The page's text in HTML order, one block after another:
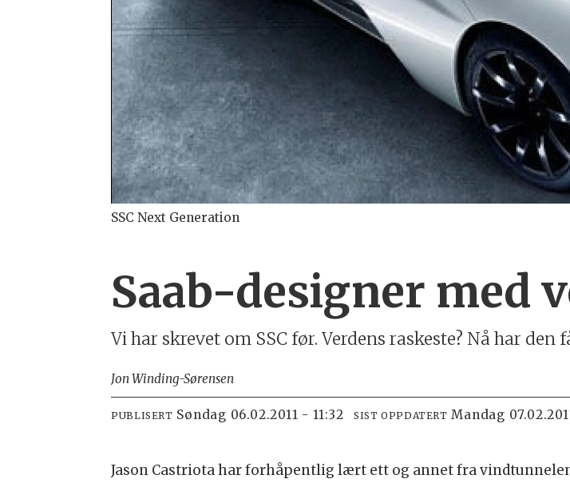
SSC Next Generation
Saab-designer med
Vi har skrevet om SSC før. Verdens raskeste? Nå har
Jon Winding-Sørensen
PUBLISERT søndag 06.02.2011 - 11:32 SIST OPPDATERT mandag
Jason Castriota har forhåpentlig lært ett og annet fra